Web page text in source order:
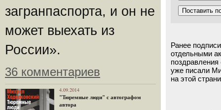
загранпаспорта, и он не
может выехать из
России».
36 комментариев
4.09.2014
"Тюремные люди" с автографом
автора
Ранее
отдельными
уже писали
на этой